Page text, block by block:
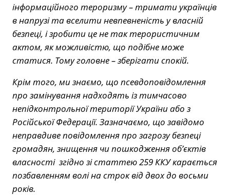
інформаційного тероризму – тримати українців
в напрузі та вселити невпевненість у власній
безпеці, і зробити це не так терористичним
актом, як можливістю, що подібне може
статися. Тому головне – зберігати спокій.
Крім того, ми знаємо, що псевдоповідомлення
про замінування надходять із тимчасово
непідконтрольної території України або з
Російської Федерації. Зазначаємо, що завідомо
неправдиве повідомлення про загрозу безпеці
громадян, знищення чи пошкодження об’єктів
власності згідно зі статтею 259 ККУ карається
позбавленням волі на строк від двох до восьми
років.